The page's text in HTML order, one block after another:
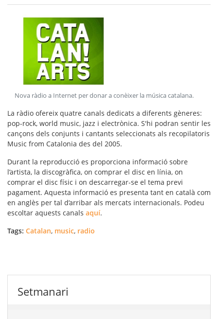
Nova ràdio a Internet per donar a conèixer la música catalana.
La ràdio ofereix quatre canals dedicats a diferents gèneres:
pop-rock, world music, jazz i electrònica. S'hi podran sentir les
cançons dels conjunts i cantants seleccionats als recopilatoris
Music from Catalonia des del 2005.
Durant la reproducció es proporciona informació sobre
l’artista, la discogràfica, on comprar el disc en línia, on
comprar el disc físic i on descarregar-se el tema previ
pagament. Aquesta informació es presenta tant en català com
en anglès per tal d’arribar als mercats internacionals. Podeu
escoltar aquests canals aquí.
Tags: Catalan, music, radio
Setmanari